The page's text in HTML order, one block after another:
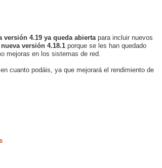
versión 4.19 ya queda abierta para incluir nuevos
nueva versión 4.18.1 porque se les han quedado
mejoras en los sistemas de red.
cuanto podáis, ya que mejorará el rendimiento de